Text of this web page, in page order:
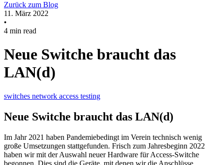
Zurück zum Blog
11. März 2022
•
4 min read
Neue Switche braucht das
LAN(d)
switches network access testing
Neue Switche braucht das LAN(d)
Im Jahr 2021 haben Pandemiebedingt im Verein technisch wenig
große Umsetzungen stattgefunden. Frisch zum Jahresbeginn 2022
haben wir mit der Auswahl neuer Hardware für Access-Switche
begonnen. Dies sind die Geräte, mit denen wir die Anschlüsse